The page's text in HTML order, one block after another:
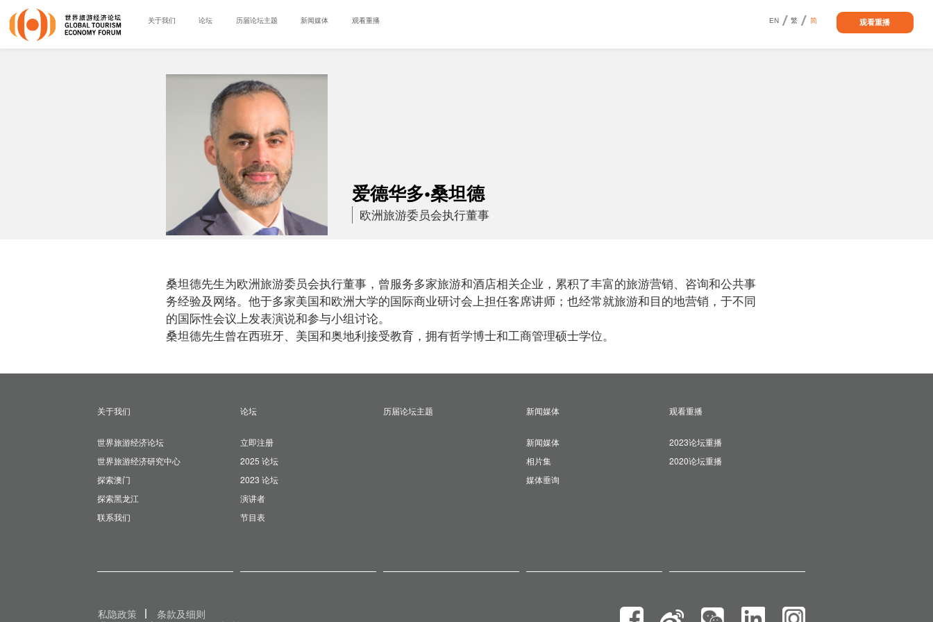
关于我们 论坛 历届论坛主题 新闻媒体 观看重播 EN 繁 简 观看重播
爱德华多•桑坦德
欧洲旅游委员会执行董事
桑坦德先生为欧洲旅游委员会执行董事，曾服务多家旅游和酒店相关企业，累积了丰富的旅游营销、咨询和公共事
务经验及网络。他于多家美国和欧洲大学的国际商业研讨会上担任客席讲师；也经常就旅游和目的地营销，于不同
的国际性会议上发表演说和参与小组讨论。
桑坦德先生曾在西班牙、美国和奥地利接受教育，拥有哲学博士和工商管理硕士学位。
关于我们
世界旅游经济论坛
世界旅游经济研究中心
探索澳门
探索黑龙江
联系我们
论坛
立即注册
2025 论坛
2023 论坛
演讲者
节目表
历届论坛主题 新闻媒体
新闻媒体
相片集
媒体垂询
观看重播
2023论坛重播
2020论坛重播
私隐政策
条款及细则